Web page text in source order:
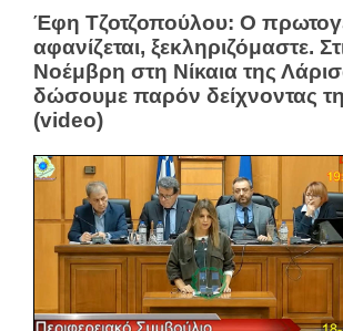
Έφη Τζοτζοπούλου: Ο
αφανίζεται, ξεκληριζόμαστε.
Νοέμβρη στη Νίκαια της
δώσουμε παρόν δείχνοντας
(video)